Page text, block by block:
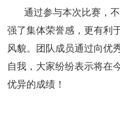
通过参与本次比赛，
强了集体荣誉感，更有利
风貌。团队成员通过向优
自我，大家纷纷表示将在
优异的成绩！